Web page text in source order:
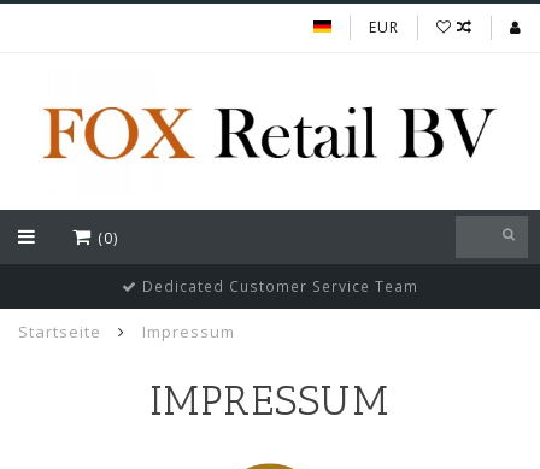
EUR
(0)
Dedicated Customer Service Team
Startseite Impressum
IMPRESSUM